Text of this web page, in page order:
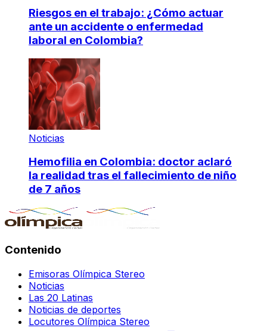
Riesgos en el trabajo: ¿Cómo actuar
ante un accidente o enfermedad
laboral en Colombia?
Noticias
Hemofilia en Colombia: doctor aclaró
la realidad tras el fallecimiento de niño
de 7 años
Contenido
Emisoras Olímpica Stereo
Noticias
Las 20 Latinas
Noticias de deportes
Locutores Olímpica Stereo